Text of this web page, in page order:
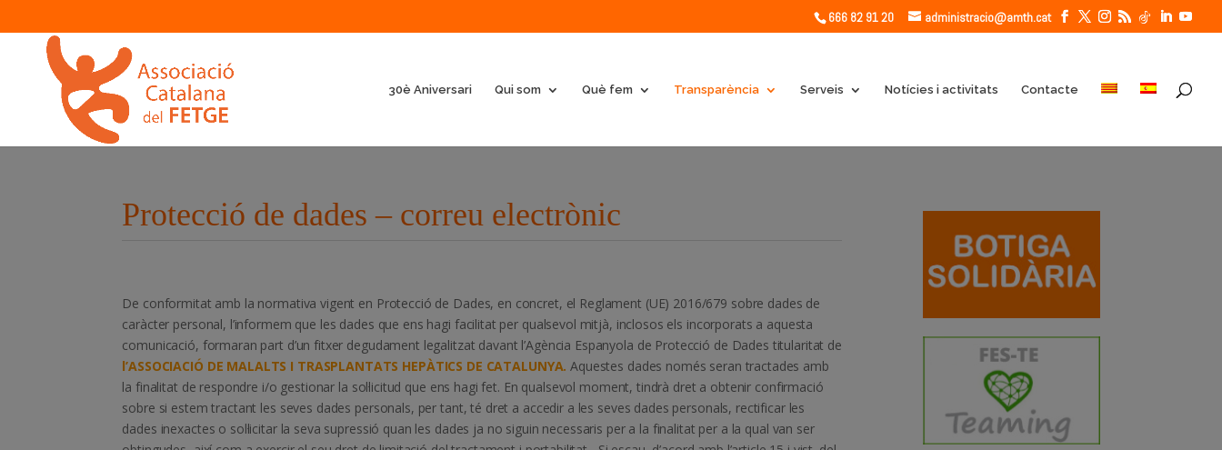
666 82 91 20 administracio@amth.cat
30è Aniversari Qui som Què fem Transparència Serveis Notícies i activitats Contacte
Protecció de dades – correu electrònic
De conformitat amb la normativa vigent en Protecció de Dades, en concret, el Reglament (UE) 2016/679 sobre dades de
caràcter personal, l’informem que les dades que ens hagi facilitat per qualsevol mitjà, inclosos els incorporats a aquesta
comunicació, formaran part d’un fitxer degudament legalitzat davant l’Agència Espanyola de Protecció de Dades titularitat de
l’ASSOCIACIÓ DE MALALTS I TRASPLANTATS HEPÀTICS DE CATALUNYA. Aquestes dades només seran tractades amb
la finalitat de respondre i/o gestionar la sol·licitud que ens hagi fet. En qualsevol moment, tindrà dret a obtenir confirmació
sobre si estem tractant les seves dades personals, per tant, té dret a accedir a les seves dades personals, rectificar les
dades inexactes o sol·licitar la seva supressió quan les dades ja no siguin necessaris per a la finalitat per a la qual van ser